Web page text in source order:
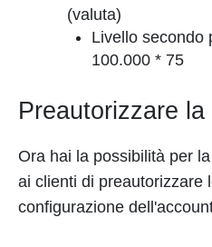
(valuta)
Livello secondo
100.000 * 75
Preautorizzare la
Ora hai la possibilità per
ai clienti di preautorizzare
configurazione